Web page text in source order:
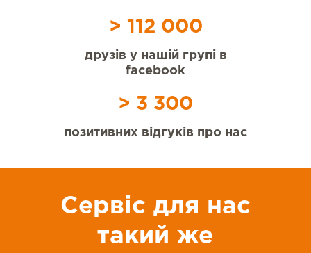
> 112 000
друзів у нашій групі в
facebook
> 3 300
позитивних відгуків про нас
Сервіс для нас
такий же